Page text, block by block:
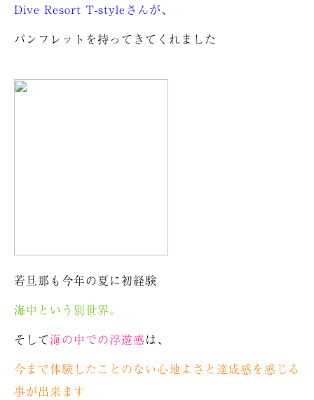
Dive Resort T-styleさんが、
パンフレットを持ってきてくれました
若旦那も今年の夏に初経験
海中という別世界。
そして海の中での浮遊感は、
今まで体験したことのない心地よさと 達成感を感じる
事が出来ます